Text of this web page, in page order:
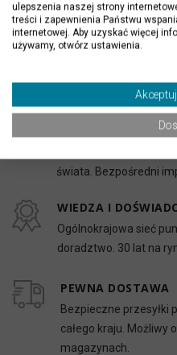
Z nami dobrze
SZEROKA OFERTA
świata. Bezpośredni
WIEDZA I
Ogólnokrajowa sieć
doradztwo. 30 lat na
PEWNA DOSTAWA
Bezpieczne przesyłki
całego kraju. Możliwy
magazynach.
ulepszenia naszej strony
treści i zapewnienia Państwu
internetowej. Aby uzyskać więcej
używamy, otwórz ustawienia.